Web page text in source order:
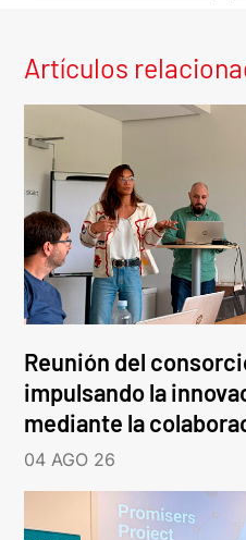
Artículos
Reunión del
impulsando la
mediante la
04 AGO 26